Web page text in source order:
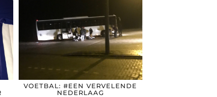
VOETBAL: #EEN VERVELENDE
NEDERLAAG